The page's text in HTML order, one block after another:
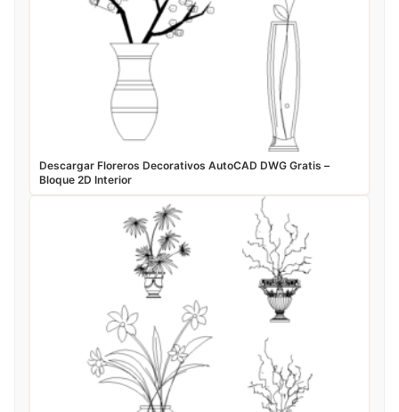
Descargar Floreros Decorativos AutoCAD DWG Gratis –
Bloque 2D Interior